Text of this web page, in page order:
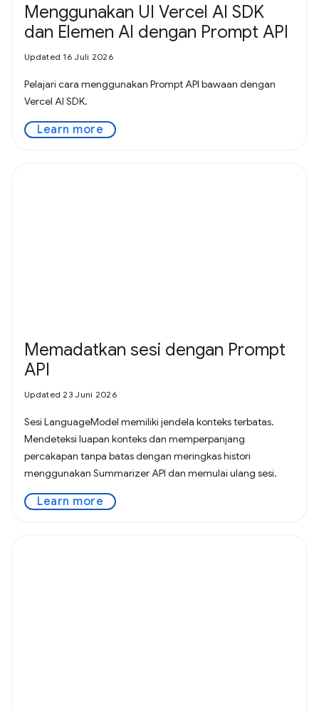
Menggunakan UI Vercel AI SDK
dan Elemen AI dengan Prompt API
Updated 16 Juli 2026
Pelajari cara menggunakan Prompt API bawaan dengan
Vercel AI SDK.
Learn more
Memadatkan sesi dengan Prompt
API
Updated 23 Juni 2026
Sesi LanguageModel memiliki jendela konteks terbatas.
Mendeteksi luapan konteks dan memperpanjang
percakapan tanpa batas dengan meringkas histori
menggunakan Summarizer API dan memulai ulang sesi.
Learn more